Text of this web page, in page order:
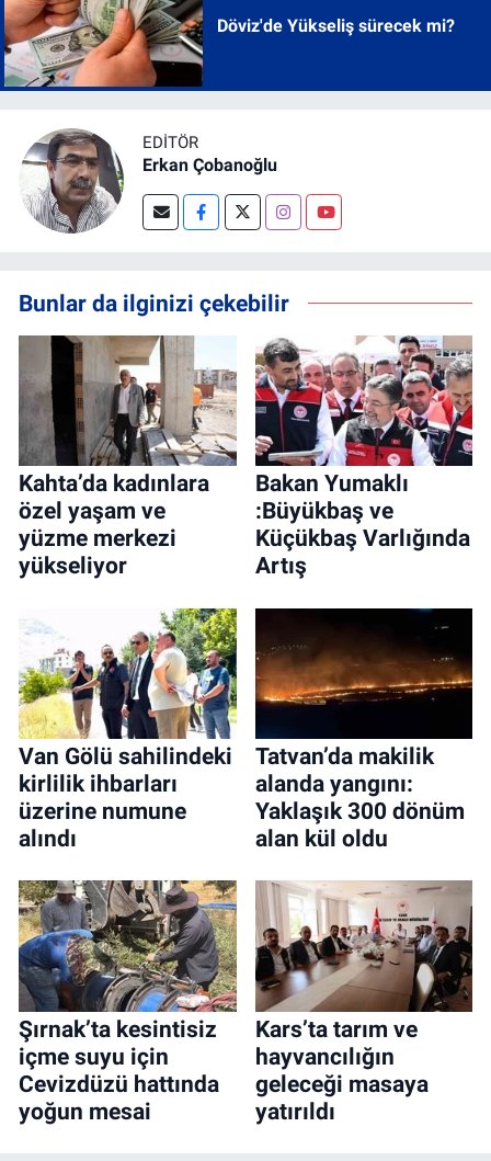
Döviz'de Yükseliş sürecek mi?
EDITÖR
Erkan Çobanoğlu
Bunlar da ilginizi çekebilir
Kahta’da kadınlara
özel yaşam ve
yüzme merkezi
yükseliyor
Bakan Yumaklı
:Büyükbaş ve
Küçükbaş Varlığında
Artış
Van Gölü sahilindeki
kirlilik ihbarları
üzerine numune
alındı
Tatvan’da makilik
alanda yangını:
Yaklaşık 300 dönüm
alan kül oldu
Şırnak’ta kesintisiz
içme suyu için
Cevizdüzü hattında
yoğun mesai
Kars’ta tarım ve
hayvancılığın
geleceği masaya
yatırıldı